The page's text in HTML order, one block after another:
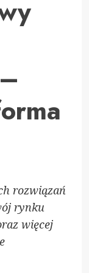
rozwiązań
rynku
więcej